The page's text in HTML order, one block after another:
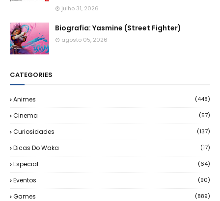
julho 31, 2026
Biografia: Yasmine (Street Fighter)
agosto 05, 2026
CATEGORIES
Animes (448)
Cinema (57)
Curiosidades (137)
Dicas Do Waka (17)
Especial (64)
Eventos (90)
Games (889)